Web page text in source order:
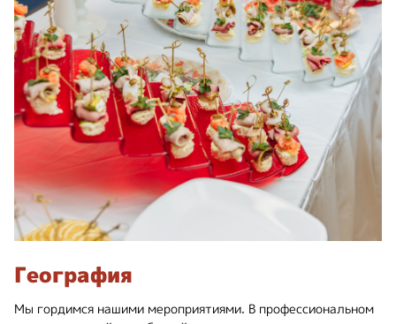
География
Мы гордимся нашими мероприятиями. В профессиональном